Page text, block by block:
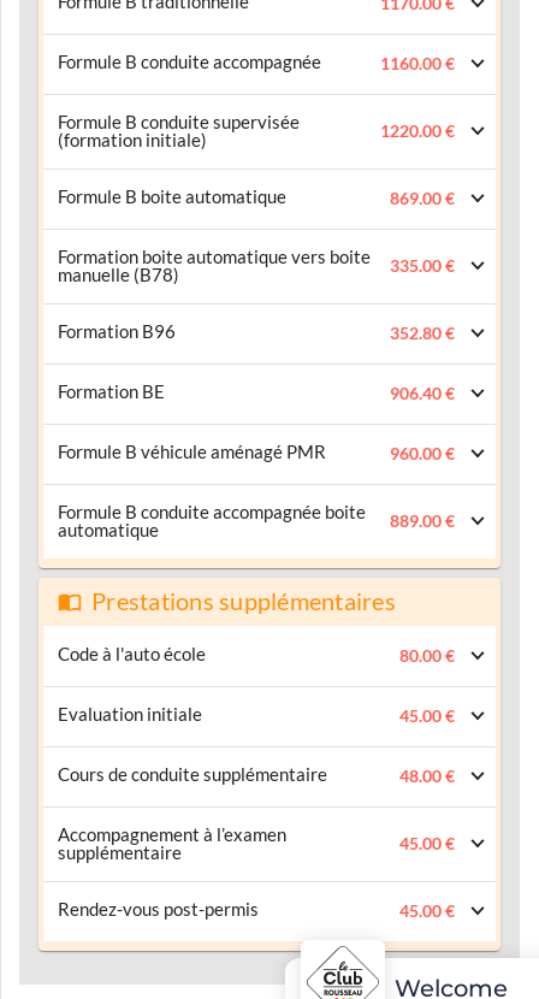
Formule B conduite accompagnée 1160.00 €
Formule B conduite supervisée
(formation initiale)
1220.00 €
Formule B boite automatique 869.00 €
Formation boite automatique vers boite
manuelle (B78)
335.00 €
Formation B96 352.80 €
Formation BE 906.40 €
Formule B véhicule aménagé PMR 960.00 €
Formule B conduite accompagnée boite
automatique
889.00 €
Prestations supplémentaires
Code à l'auto école 80.00 €
Evaluation initiale 45.00 €
Cours de conduite supplémentaire 48.00 €
Accompagnement à l’examen
supplémentaire
45.00 €
Rendez-vous post-permis 45.00 €
Welcome